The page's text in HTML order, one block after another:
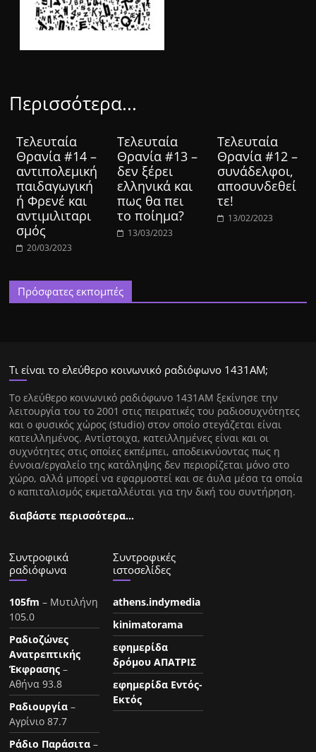
Περισσότερα...
Τελευταία
Θρανία #14 –
αντιπολεμική
παιδαγωγική
ή Φρενέ και
αντιμιλιταρι
σμός
20/03/2023
Τελευταία
Θρανία #13 –
δεν ξέρει
ελληνικά και
πως θα πει
το ποίημα?
13/03/2023
Τελευταία
Θρανία #12 –
συνάδελφοι,
αποσυνδεθεί
τε!
13/02/2023
Πρόσφατες εκπομπές
Τι είναι το ελεύθερο κοινωνικό ραδιόφωνο 1431ΑΜ;
Tο ελεύθερο κοινωνικό ραδιόφωνο 1431AM ξεκίνησε την
λειτουργία του το 2001 στις πειρατικές του ραδιοσυχνότητες
και ο φυσικός χώρος (studio) στον οποίο στεγάζεται είναι
κατειλλημένος. Αντίστοιχα, κατειλλημένες είναι και οι
συχνότητες στις οποίες εκπέμπει, αποδεικνύοντας πως η
έννοια/εργαλείο της κατάληψης δεν περιορίζεται μόνο στο
χώρο, αλλά μπορεί να εφαρμοστεί και σε άυλα μέσα τα οποία
ο καπιταλισμός εκμεταλλέυται για την δική του συντήρηση.
διαβάστε περισσότερα…
Συντροφικά
ραδιόφωνα
105fm – Μυτιλήνη
105.0
Ραδιοζώνες
Ανατρεπτικής
Έκφρασης –
Αθήνα 93.8
Ραδιουργία –
Αγρίνιο 87.7
Ράδιο Παράσιτα –
Συντροφικές
ιστοσελίδες
athens.indymedia
kinimatorama
εφημερίδα
δρόμου ΑΠΑΤΡΙΣ
εφημερίδα Εντός-
Εκτός